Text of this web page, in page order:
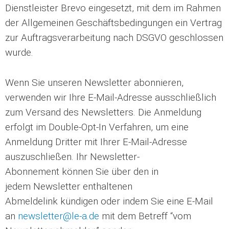
Dienstleister Brevo eingesetzt, mit dem im Rahmen
der Allgemeinen Geschäftsbedingungen ein Vertrag
zur Auftragsverarbeitung nach DSGVO geschlossen
wurde.
Wenn Sie unseren Newsletter abonnieren,
verwenden wir Ihre E-Mail-Adresse ausschließlich
zum Versand des Newsletters. Die Anmeldung
erfolgt im Double-Opt-In Verfahren, um eine
Anmeldung Dritter mit Ihrer E-Mail-Adresse
auszuschließen. Ihr Newsletter-
Abonnement können Sie über den in
jedem Newsletter enthaltenen
Abmeldelink kündigen oder indem Sie eine E-Mail
an newsletter@le-a.de mit dem Betreff “vom